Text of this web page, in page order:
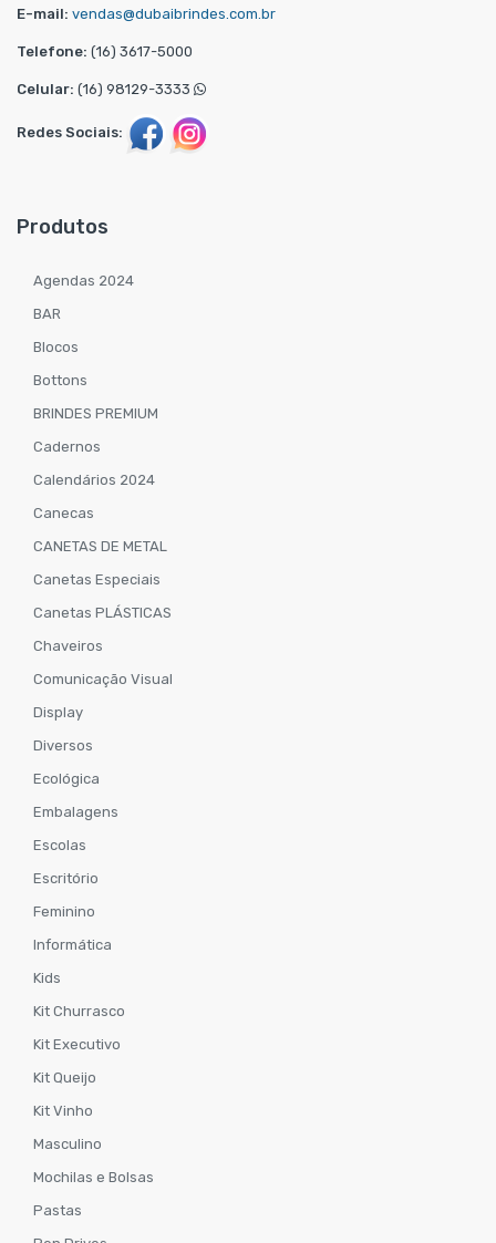
E-mail: vendas@dubaibrindes.com.br
Telefone: (16) 3617-5000
Celular: (16) 98129-3333
Redes Sociais:
Produtos
Agendas 2024
BAR
Blocos
Bottons
BRINDES PREMIUM
Cadernos
Calendários 2024
Canecas
CANETAS DE METAL
Canetas Especiais
Canetas PLÁSTICAS
Chaveiros
Comunicação Visual
Display
Diversos
Ecológica
Embalagens
Escolas
Escritório
Feminino
Informática
Kids
Kit Churrasco
Kit Executivo
Kit Queijo
Kit Vinho
Masculino
Mochilas e Bolsas
Pastas